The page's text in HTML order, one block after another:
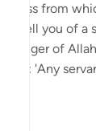
illness from
tell you of a
of
say: 'Any